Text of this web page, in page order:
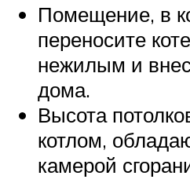
Помещение, в
переносите
нежилым и
дома.
Высота
котлом,
камерой